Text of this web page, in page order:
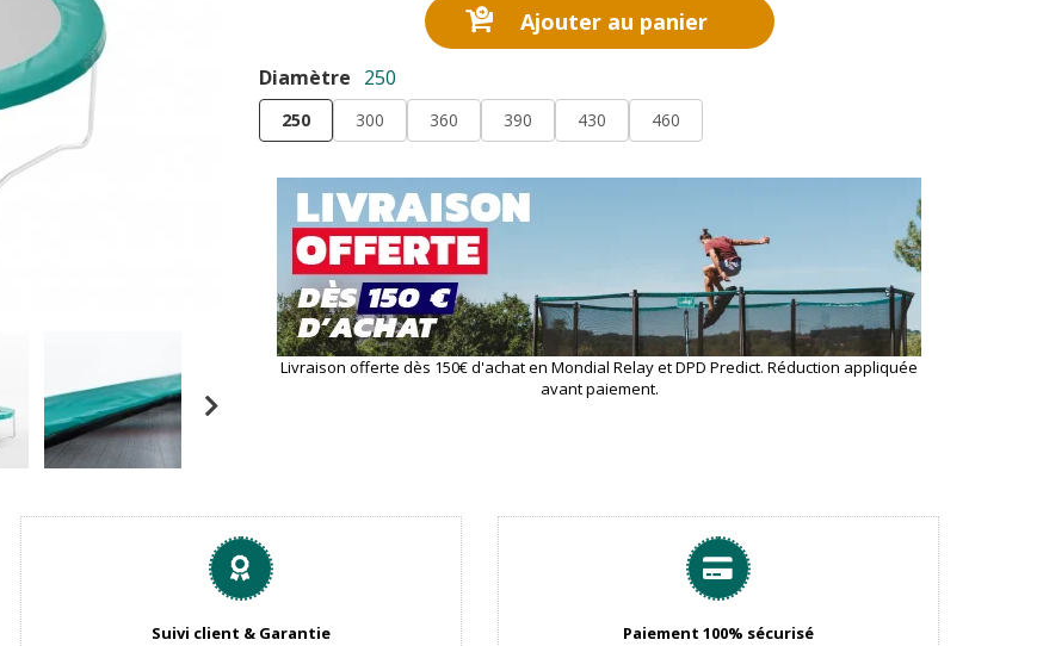
Ajouter au panier
Diamètre 250
250 300 360 390 430 460
Livraison offerte dès 150€ d'achat en Mondial Relay et DPD Predict. Réduction appliquée
avant paiement.
Suivi client & Garantie
Paiement 100% sécurisé